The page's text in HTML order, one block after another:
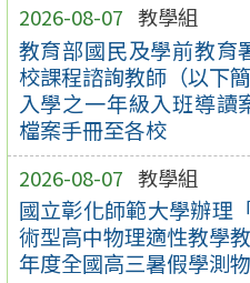
2026-08-07 教學組
教育部國民及學前教育
校課程諮詢教師（以下
入學之一年級入班導讀
檔案手冊至各校
2026-08-07 教學組
國立彰化師範大學辦理
術型高中物理適性教學
年度全國高三暑假學測